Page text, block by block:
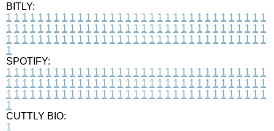
BITLY:
1 1 1 1 1 1 1 1 1 1 1 1 1 1 1 1 1 1 1 1 1 1 1 1 1 1 1 1 1 1 1 1 1
1 1 1 1 1 1 1 1 1 1 1 1 1 1 1 1 1 1 1 1 1 1 1 1 1 1 1 1 1 1 1 1 1
1 1 1 1 1 1 1 1 1 1 1 1 1 1 1 1 1 1 1 1 1 1 1 1 1 1 1 1 1 1 1 1 1
1
SPOTIFY:
1 1 1 1 1 1 1 1 1 1 1 1 1 1 1 1 1 1 1 1 1 1 1 1 1 1 1 1 1 1 1 1 1
1 1 1 1 1 1 1 1 1 1 1 1 1 1 1 1 1 1 1 1 1 1 1 1 1 1 1 1 1 1 1 1 1
1 1 1 1 1 1 1 1 1 1 1 1 1 1 1 1 1 1 1 1 1 1 1 1 1 1 1 1 1 1 1 1 1
1
CUTTLY BIO:
1